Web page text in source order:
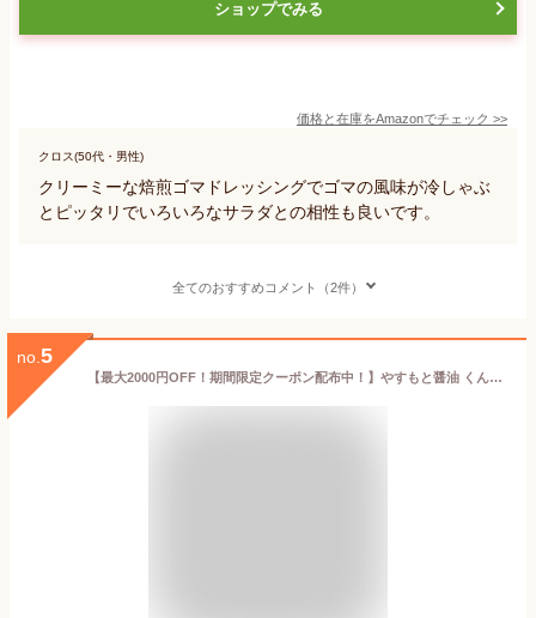
ショップでみる
価格と在庫をAmazonでチェック >>
クロス(50代・男性)
クリーミーな焙煎ゴマドレッシングでゴマの風味が冷しゃぶ
とピッタリでいろいろなサラダとの相性も良いです。
全てのおすすめコメント（2件）
no. 5
【最大2000円OFF！期間限定クーポン配布中！】やすもと醤油 くんせい玉ねぎドレッシング 210ml 安本産業